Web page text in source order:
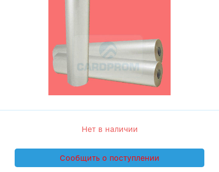
Нет в наличии
Сообщить о поступлении